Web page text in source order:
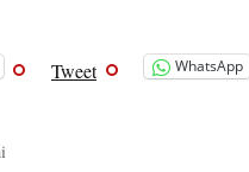
Tweet WhatsApp